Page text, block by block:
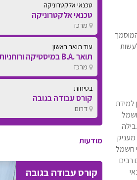
למידת
חשמל
חשמל
רבים
טכנאי אלקטרוניקה
טכנאי אלקטרוניקה
מרכז
עוד תואר ראשון
תואר .B.A במיסטיקה ורוחניות
מרכז
בטיחות
קורס עבודה בגובה
דרום
מודעות
קורס עבודה בגובה